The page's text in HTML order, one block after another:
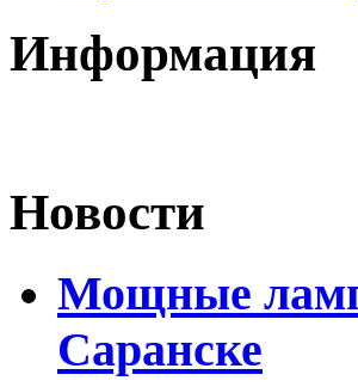
Информация
Новости
Мощные
Саранске